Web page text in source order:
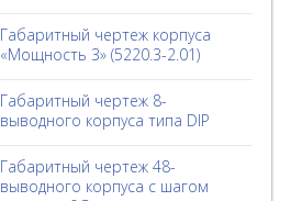
Габаритный чертеж корпуса
«Мощность 3» (5220.3-2.01)
Габаритный чертеж 8-
выводного корпуса типа DIP
Габаритный чертеж 48-
выводного корпуса с шагом